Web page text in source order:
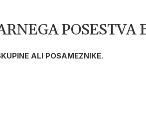
POSESTVA
ALI POSAMEZNIKE.